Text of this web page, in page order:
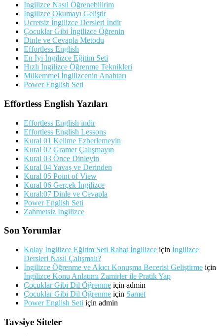
İngilizce Nasıl Öğrenebilirim
İngilizce Okumayı Geliştir
Ücretsiz İngilizce Dersleri İndir
Çocuklar Gibi İngilizce Öğrenin
Dinle ve Cevapla Metodu
Effortless English
En İyi İngilizce Eğitim Seti
Hızlı İngilizce Öğrenme Teknikleri
Mükemmel İngilizcenin Anahtarı
Power English Seti
Effortless English Yazıları
Effortless English indir
Effortless English Lessons
Kural 01 Kelime Ezberlemeyin
Kural 02 Gramer Çalışmayın
Kural 03 Önce Dinleyin
Kural 04 Yavaş ve Derinden
Kural 05 Point of View
Kural 06 Gerçek İngilizce
Kural:07 Dinle ve Cevapla
Power English Seti
Zahmetsiz İngilizce
Son Yorumlar
Kolay İngilizce Eğitim Seti Rahat İngilizce için İngilizce
Dersleri Nasıl Çalışmalı?
İngilizce Öğrenme ve Akıcı Konuşma Becerisi Geliştirme için
İngilizce Konu Anlatımı Zamirler ile Pratik Yap
Çocuklar Gibi Dil Öğrenme için admin
Çocuklar Gibi Dil Öğrenme için Samet
Power English Seti için admin
Tavsiye Siteler